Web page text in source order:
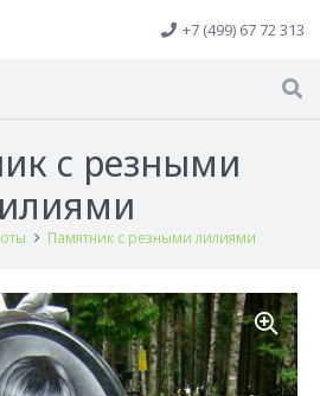
+7 (499) 67 72 313
с резными
Памятник с резными лилиями